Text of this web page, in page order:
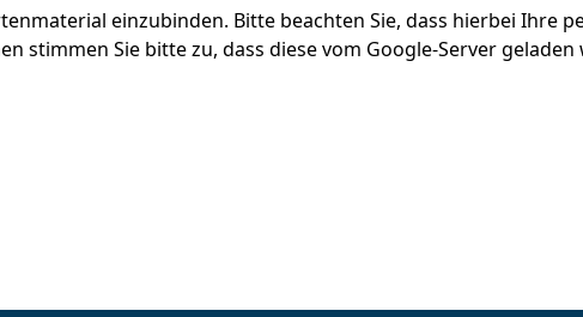
einzubinden. Bitte beachten Sie, dass hierbei Ihre
stimmen Sie bitte zu, dass diese vom Google-Server